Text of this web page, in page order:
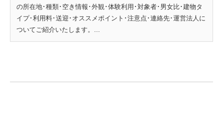
の所在地･種類･空き情報･外観･体験利用･対象者･男女比･建物タ
イプ･利用料･送迎･オススメポイント･注意点･連絡先･運営法人に
ついてご紹介いたします。...